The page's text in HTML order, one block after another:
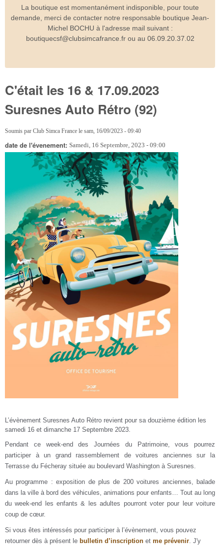
La boutique est momentanément indisponible, pour toute
demande, merci de contacter notre responsable boutique Jean-
Michel BOCHU à l'adresse mail suivant :
boutiquecsf@clubsimcafrance.fr ou au 06.09.20.37.02
C'était les 16 & 17.09.2023
Suresnes Auto Rétro (92)
Soumis par Club Simca France le sam, 16/09/2023 - 09:40
date de l'évenement: Samedi, 16 Septembre, 2023 - 09:00
L’évènement Suresnes Auto Rétro revient pour sa douzième édition les
samedi 16 et dimanche 17 Septembre 2023.
Pendant ce week-end des Journées du Patrimoine, vous pourrez
participer à un grand rassemblement de voitures anciennes sur la
Terrasse du Fécheray située au boulevard Washington à Suresnes.
Au programme : exposition de plus de 200 voitures anciennes, balade
dans la ville à bord des véhicules, animations pour enfants… Tout au long
du week-end les enfants & les adultes pourront voter pour leur voiture
coup de cœur.
Si vous êtes intéressés pour participer à l’évènement, vous pouvez
retourner dès à présent le bulletin d’inscription et me prévenir . J'y